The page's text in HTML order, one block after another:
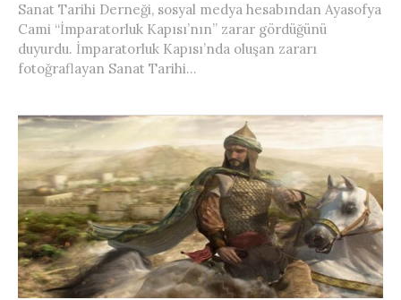
Sanat Tarihi Derneği, sosyal medya hesabından Ayasofya
Cami “İmparatorluk Kapısı’nın” zarar gördüğünü
duyurdu. İmparatorluk Kapısı’nda oluşan zararı
fotoğraflayan Sanat Tarihi...